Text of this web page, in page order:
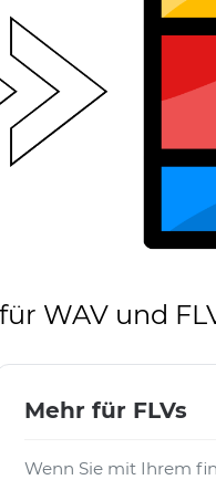
WAV und
Mehr für FLVs
Wenn Sie mit Ihrem